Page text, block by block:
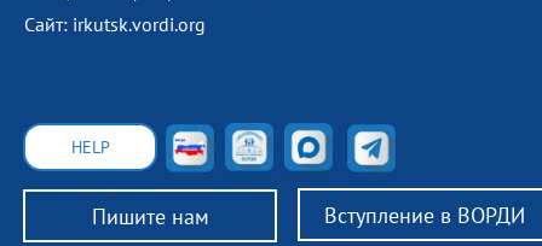
Сайт: irkutsk.vordi.org
Пишите нам Вступление в ВОРДИ
HELP